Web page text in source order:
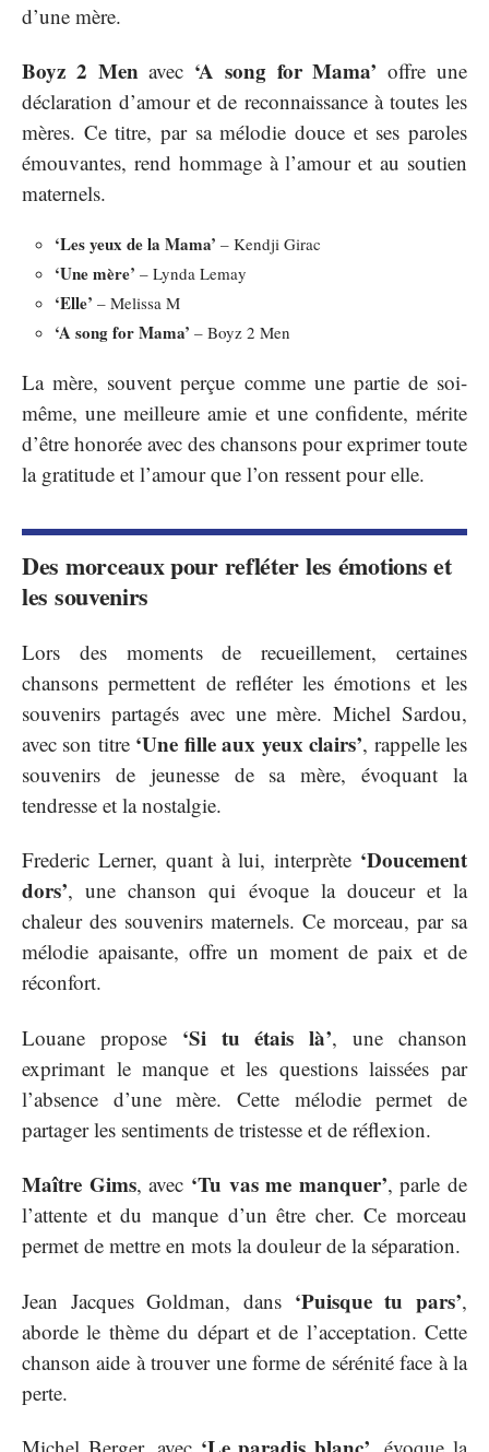
d’une mère.
Boyz 2 Menavec ‘A song for Mama’ offre une
déclaration d’amour et de reconnaissance à toutes les
mères. Ce titre, par sa mélodie douce et ses paroles
émouvantes, rend hommage à l’amour et au soutien
maternels.
‘Les yeux de la Mama’ – Kendji Girac
‘Une mère’ – Lynda Lemay
‘Elle’ – Melissa M
‘A song for Mama’ – Boyz 2 Men
La mère, souvent perçue comme une partie de soi-
même, une meilleure amie et une confidente, mérite
d’être honorée avec des chansons pour exprimer toute
la gratitude et l’amour que l’on ressent pour elle.
Des morceaux pour refléter les émotions et
les souvenirs
Lors des moments de recueillement, certaines
chansons permettent de refléter les émotions et les
souvenirs partagés avec une mère. Michel Sardou,
avec son titre ‘Une fille aux yeux clairs’, rappelle les
souvenirs de jeunesse de sa mère, évoquant la
tendresse et la nostalgie.
Frederic Lerner, quant à lui, interprète ‘Doucement
dors’, une chanson qui évoque la douceur et la
chaleur des souvenirs maternels. Ce morceau, par sa
mélodie apaisante, offre un moment de paix et de
réconfort.
Louane propose ‘Si tu étais là’, une chanson
exprimant le manque et les questions laissées par
l’absence d’une mère. Cette mélodie permet de
partager les sentiments de tristesse et de réflexion.
Maître Gims, avec ‘Tu vas me manquer’, parle de
l’attente et du manque d’un être cher. Ce morceau
permet de mettre en mots la douleur de la séparation.
Jean Jacques Goldman, dans ‘Puisque tu pars’,
aborde le thème du départ et de l’acceptation. Cette
chanson aide à trouver une forme de sérénité face à la
perte.